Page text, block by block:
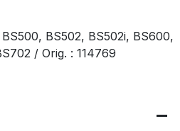
BS502, BS502i, BS600,
/ Orig. : 114769